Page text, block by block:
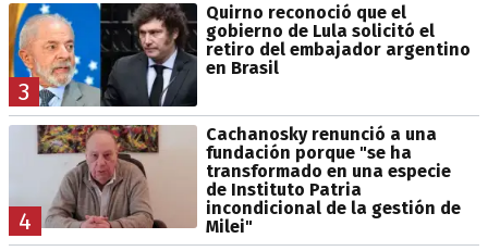
3
Quirno reconoció que el
gobierno de Lula solicitó el
retiro del embajador argentino
en Brasil
4
Cachanosky renunció a una
fundación porque "se ha
transformado en una especie
de Instituto Patria
incondicional de la gestión de
Milei"